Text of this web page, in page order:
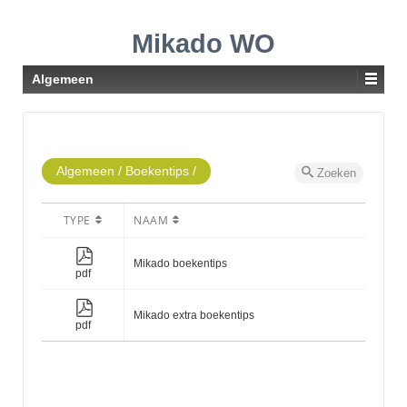
Mikado WO
Algemeen
Algemeen / Boekentips / Zoeken
TYPE NAAM
pdf
Mikado boekentips
pdf
Mikado extra boekentips